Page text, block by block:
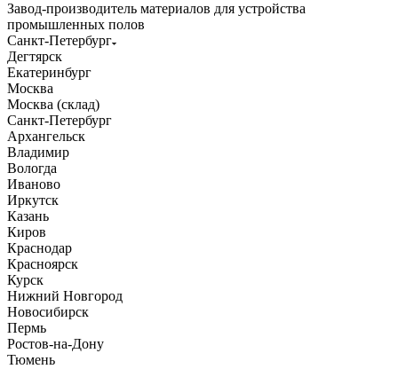
Завод-производитель материалов для устройства
промышленных полов
Санкт-Петербург
Дегтярск
Екатеринбург
Москва
Москва (склад)
Санкт-Петербург
Архангельск
Владимир
Вологда
Иваново
Иркутск
Казань
Киров
Краснодар
Красноярск
Курск
Нижний Новгород
Новосибирск
Пермь
Ростов-на-Дону
Тюмень